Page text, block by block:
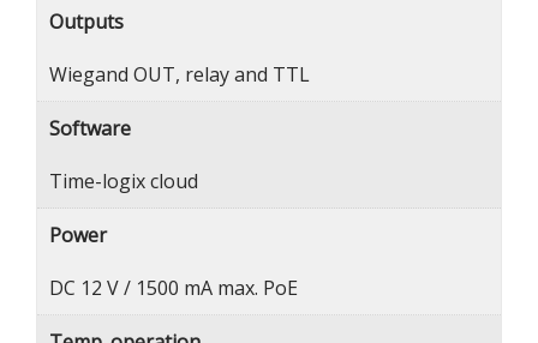
Outputs
Wiegand OUT, relay and TTL
Software
Time-logix cloud
Power
DC 12 V / 1500 mA max. PoE